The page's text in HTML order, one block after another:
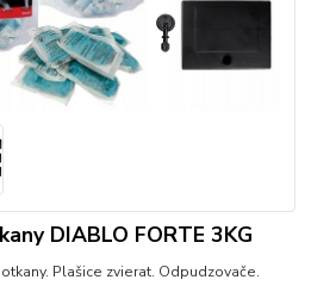
DIABLO FORTE 3KG
Plašice zvierat. Odpudzovače.